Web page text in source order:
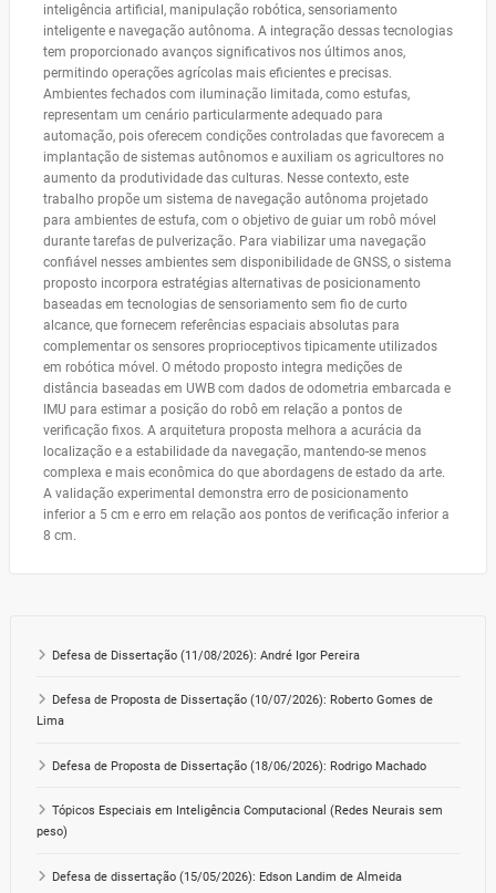
inteligência artificial, manipulação robótica, sensoriamento
inteligente e navegação autônoma. A integração dessas tecnologias
tem proporcionado avanços significativos nos últimos anos,
permitindo operações agrícolas mais eficientes e precisas.
Ambientes fechados com iluminação limitada, como estufas,
representam um cenário particularmente adequado para
automação, pois oferecem condições controladas que favorecem a
implantação de sistemas autônomos e auxiliam os agricultores no
aumento da produtividade das culturas. Nesse contexto, este
trabalho propõe um sistema de navegação autônoma projetado
para ambientes de estufa, com o objetivo de guiar um robô móvel
durante tarefas de pulverização. Para viabilizar uma navegação
confiável nesses ambientes sem disponibilidade de GNSS, o sistema
proposto incorpora estratégias alternativas de posicionamento
baseadas em tecnologias de sensoriamento sem fio de curto
alcance, que fornecem referências espaciais absolutas para
complementar os sensores proprioceptivos tipicamente utilizados
em robótica móvel. O método proposto integra medições de
distância baseadas em UWB com dados de odometria embarcada e
IMU para estimar a posição do robô em relação a pontos de
verificação fixos. A arquitetura proposta melhora a acurácia da
localização e a estabilidade da navegação, mantendo-se menos
complexa e mais econômica do que abordagens de estado da arte.
A validação experimental demonstra erro de posicionamento
inferior a 5 cm e erro em relação aos pontos de verificação inferior a
8 cm.
Defesa de Dissertação (11/08/2026): André Igor Pereira
Defesa de Proposta de Dissertação (10/07/2026): Roberto Gomes de
Lima
Defesa de Proposta de Dissertação (18/06/2026): Rodrigo Machado
Tópicos Especiais em Inteligência Computacional (Redes Neurais sem
peso)
Defesa de dissertação (15/05/2026): Edson Landim de Almeida